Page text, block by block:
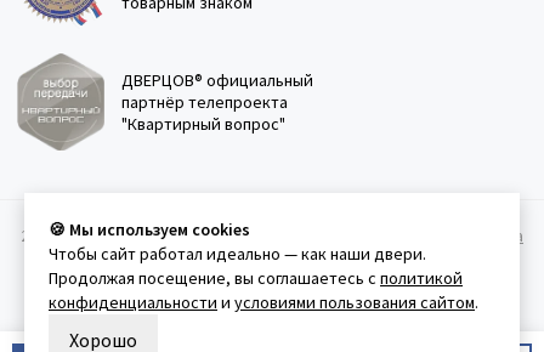
ДВЕРЦОВ® официальный
партнёр телепроекта
"Квартирный вопрос"
2011-2026 © Дверцов. Карта сайта
Политика
конфеденциальности Условия использования сайта
🍪 Мы используем cookies
Чтобы сайт работал идеально — как наши двери.
Продолжая посещение, вы соглашаетесь с политикой
конфиденциальности и условиями пользования сайтом.
Хорошо